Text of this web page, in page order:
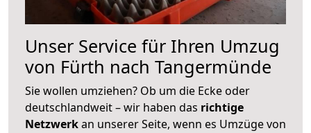
Unser Service für Ihren Umzug
von Fürth nach Tangermünde
Sie wollen umziehen? Ob um die Ecke oder
deutschlandweit – wir haben das richtige
Netzwerkan unserer Seite, wenn es Umzüge von